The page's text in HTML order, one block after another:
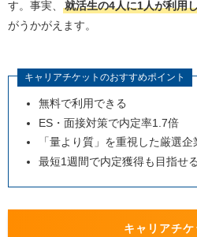
8.興味のない企業からのオ
夫？
10.キャリタス就活フォーラ
ますか？
11.キャリタス就活は26卒・
12.キャリタス就活は中途採
13.キャリタス就活の大学生
まとめ｜キャリタス就活の評判
緒に納得内定を掴む方法
す。事実、 就活生の4人に1人が利用
がうかがえます。
キャリアチケットのおすすめポイント
無料で利用できる
ES・面接対策で内定率1.7倍
「量より質」を重視した厳選
最短1週間で内定獲得も目指せ
キャリアチケ